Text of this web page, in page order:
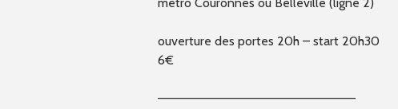
ouverture des portes 20h – start 20h30
6€
————————–————————–————–